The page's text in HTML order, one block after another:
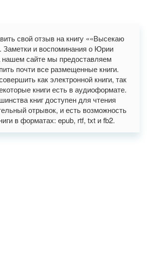
свой отзыв на книгу ««Высекаю
Заметки и воспоминания о Юрии
сайте мы предоставляем
почти все размещенные книги.
как электронной книги, так
книги есть в аудиоформате.
книг доступен для чтения
отрывок, и есть возможность
в форматах: epub, rtf, txt и fb2.